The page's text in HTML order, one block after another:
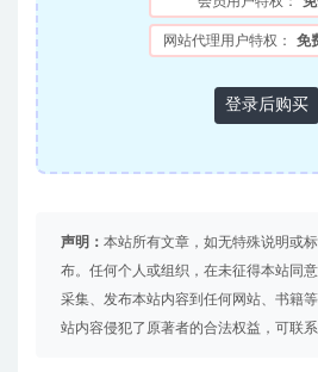
网站代理用户特权： 免
登录后购买
声明： 本站所有文章，如无特殊说明或
布。任何个人或组织，在未征得本站同
采集、发布本站内容到任何网站、书籍
站内容侵犯了原著者的合法权益，可联系